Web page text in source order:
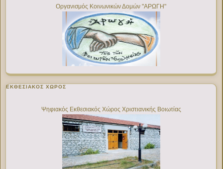
Οργανισμός Κοινωνικών Δομών "ΑΡΩΓΗ"
ΕΚΘΕΣΙΑΚΌΣ ΧΏΡΟΣ
Ψηφιακός Εκθεσιακός Χώρος Χριστιανικής Βοιωτίας